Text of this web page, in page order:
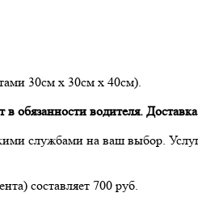
30см х 30см х 40см).
обязанности водителя.
службами на ваш выбор.
составляет 700 руб.